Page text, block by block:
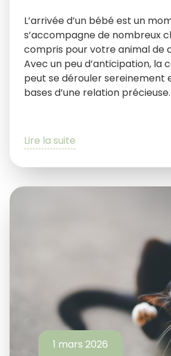
L’arrivée d’un bébé est un
s’accompagne de nombreux
compris pour votre animal de
Avec un peu d’anticipation, la
peut se dérouler sereinement
bases d’une relation précieuse.
Lire la suite
1 mars 2026